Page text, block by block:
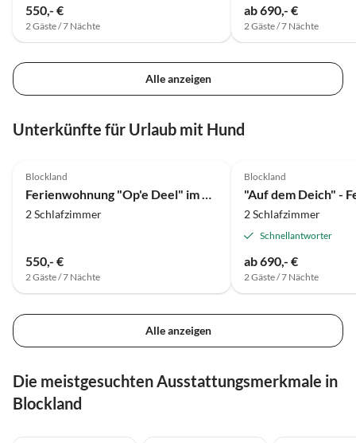
550,- €
2 Gäste / 7 Nächte
ab 690,- €
2 Gäste / 7 Nächte
Alle anzeigen
Unterkünfte für Urlaub mit Hund
Blockland
Ferienwohnung "Op'e Deel" im Bremer Blockland
2 Schlafzimmer
550,- €
2 Gäste / 7 Nächte
Blockland
"Auf dem Deich" -
2 Schlafzimmer
Schnellantworter
ab 690,- €
2 Gäste / 7 Nächte
Alle anzeigen
Die meistgesuchten Ausstattungsmerkmale in
Blockland